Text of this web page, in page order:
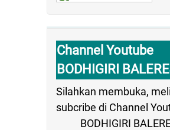
Channel Youtube
BODHIGIRI
Silahkan membuka,
subcribe di Channel
BODHIGIRI